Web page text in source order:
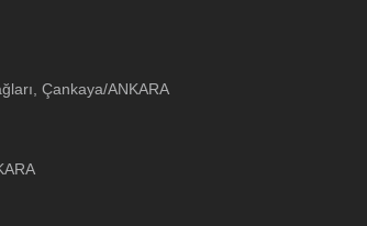
Çankaya/ANKARA